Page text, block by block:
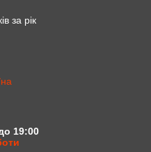
за рік
19:00